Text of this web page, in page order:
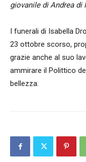
giovanile di Andrea di
I funerali di Isabella
23 ottobre scorso,
grazie anche al suo
ammirare il Polittico
bellezza.